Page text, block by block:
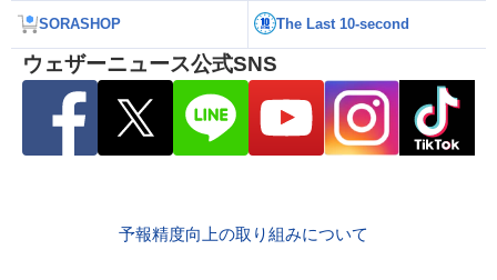
SORASHOP The Last 10-second
ウェザーニュース公式SNS
予報精度向上の取り組みについて